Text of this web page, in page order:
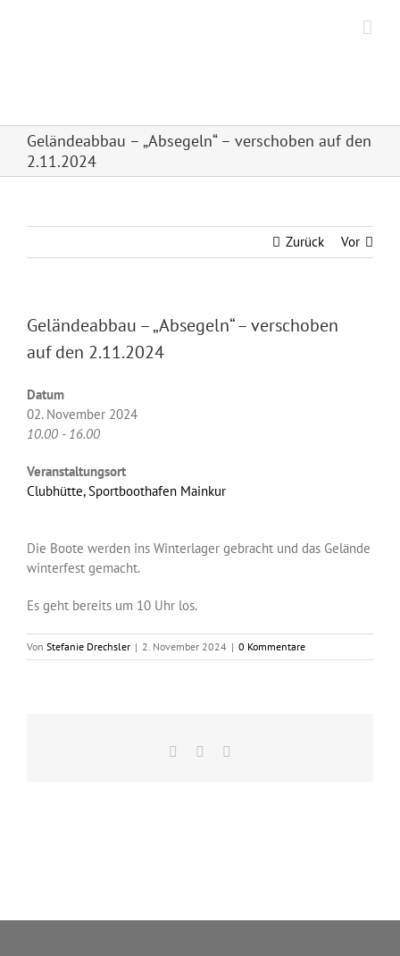
Geländeabbau – „Absegeln“ – verschoben auf den
2.11.2024
Zurück Vor
Geländeabbau – „Absegeln“ – verschoben
auf den 2.11.2024
Datum
02. November 2024
10.00 - 16.00
Veranstaltungsort
Clubhütte, Sportboothafen Mainkur
Die Boote werden ins Winterlager gebracht und das Gelände
winterfest gemacht.
Es geht bereits um 10 Uhr los.
Von Stefanie Drechsler | 2. November 2024 | 0 Kommentare
Facebook